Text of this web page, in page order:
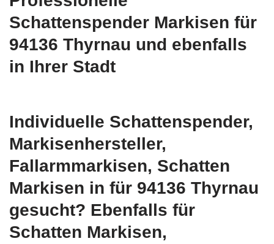
Schattenspender Markisen für
94136 Thyrnau und ebenfalls
in Ihrer Stadt
Individuelle Schattenspender,
Markisenhersteller,
Fallarmmarkisen, Schatten
Markisen in für 94136 Thyrnau
gesucht? Ebenfalls für
Schatten Markisen,